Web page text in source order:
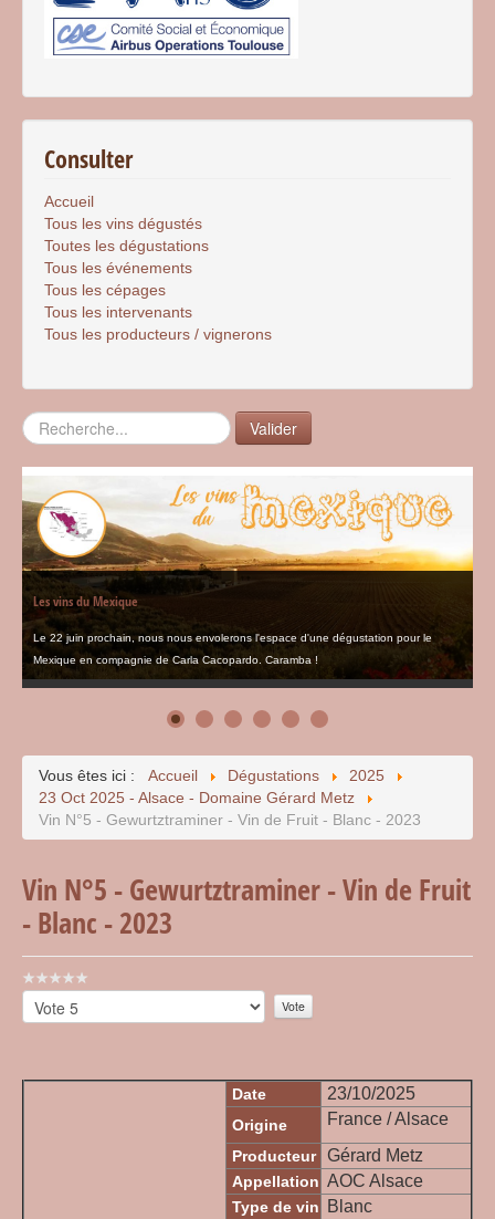
Consulter
Accueil
Tous les vins dégustés
Toutes les dégustations
Tous les événements
Tous les cépages
Tous les intervenants
Tous les producteurs / vignerons
Rechercher Valider
Les vins du Mexique
Le 22 juin prochain, nous nous envolerons l'espace d'une dégustation pour le
Mexique en compagnie de Carla Cacopardo. Caramba !
Vous êtes ici : Accueil Dégustations
2025
23 Oct 2025 - Alsace - Domaine Gérard Metz
Vin N°5 - Gewurtztraminer - Vin de Fruit - Blanc - 2023
Vin N°5 - Gewurtztraminer - Vin de Fruit
- Blanc - 2023
Vote
utilisateur:
Veuillez
voter
Date 23/10/2025
Origine France / Alsace
Producteur Gérard Metz
Appellation AOC Alsace
Type de vin Blanc